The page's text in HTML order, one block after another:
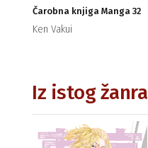
Čarobna knjiga Manga 32
Ken Vakui
Iz istog žanra